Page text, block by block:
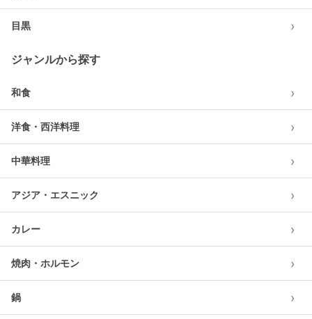
目黒 ›
ジャンルから探す
和食 ›
洋食・西洋料理 ›
中華料理 ›
アジア・エスニック ›
カレー ›
焼肉・ホルモン ›
鍋 ›